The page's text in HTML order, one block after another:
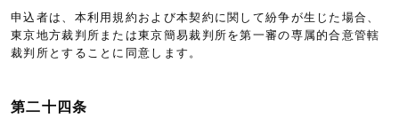
申込者は、本利用規約および本契約に関して紛争が生じた場合、
東京地方裁判所または東京簡易裁判所を第一審の専属的合意管轄
裁判所とすることに同意します。
第二十四条